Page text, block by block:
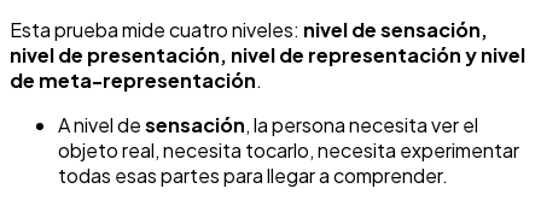
Esta prueba mide cuatro niveles: nivel de sensación,
nivel de presentación, nivel de representación y nivel
de meta-representación.
A nivel desensación, la persona necesita ver el
objeto real, necesita tocarlo, necesita experimentar
todas esas partes para llegar a comprender.